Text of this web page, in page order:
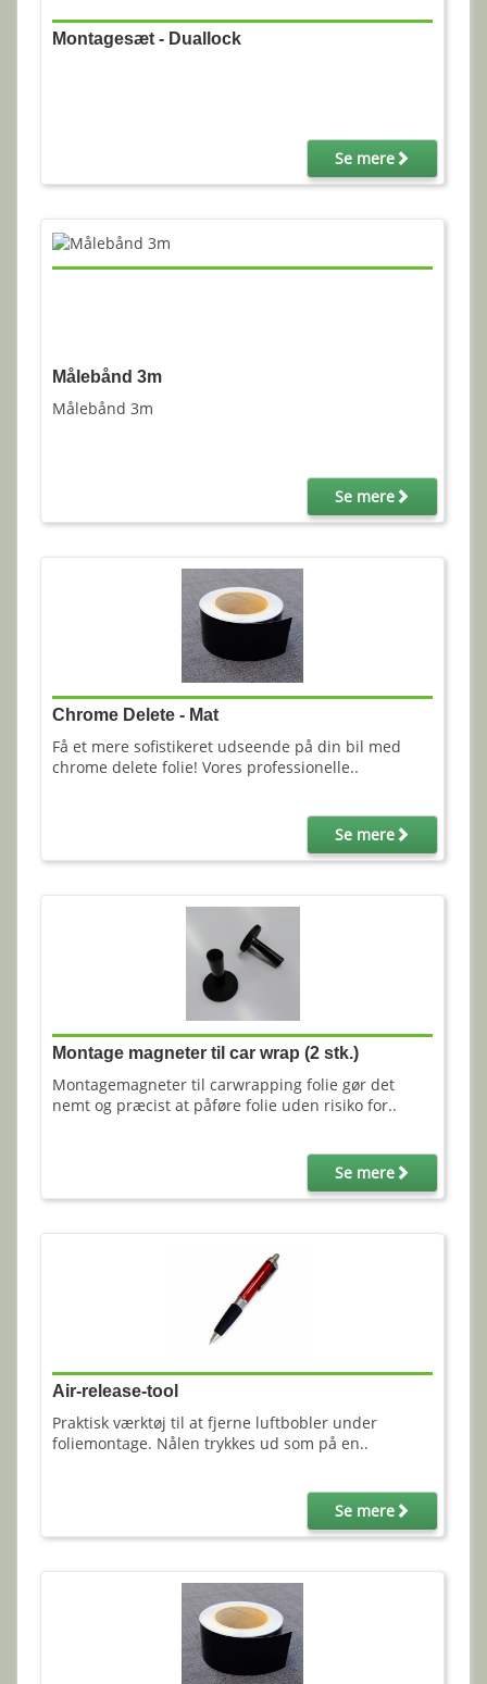
Montagesæt - Duallock
Se mere
Målebånd 3m
Målebånd 3m
Se mere
Chrome Delete - Mat
Få et mere sofistikeret udseende på din bil med
chrome delete folie! Vores professionelle..
Se mere
Montage magneter til car wrap (2 stk.)
Montagemagneter til carwrapping folie gør det
nemt og præcist at påføre folie uden risiko for..
Se mere
Air-release-tool
Praktisk værktøj til at fjerne luftbobler under
foliemontage. Nålen trykkes ud som på en..
Se mere